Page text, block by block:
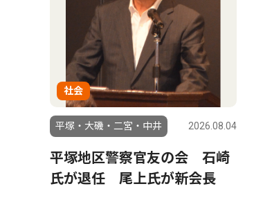
社会
平塚・大磯・二宮・中井 2026.08.04
平塚地区警察官友の会 石崎
氏が退任 尾上氏が新会長